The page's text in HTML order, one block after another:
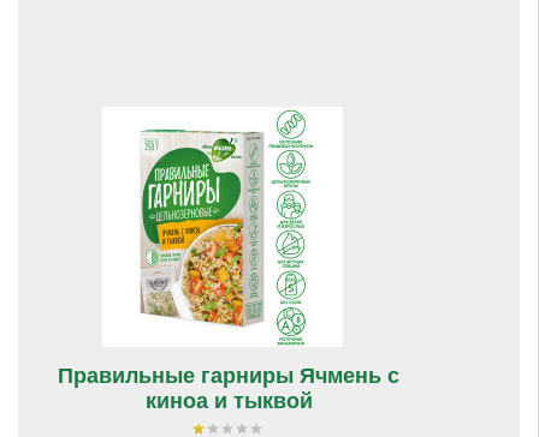
Правильные гарниры Ячмень с
киноа и тыквой